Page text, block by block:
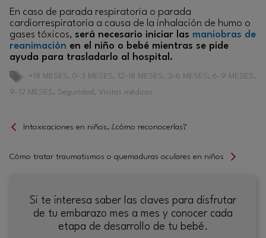
En caso de parada respiratoria o parada
cardiorrespiratoria a causa de la inhalación de humo o
gases tóxicos, será necesario iniciar las maniobras de
reanimación en el niño o bebé mientras se pide
ayuda para trasladarlo al hospital.
+18 MESES, 0-3 MESES, 12-18 MESES, 3-6 MESES, 6-9 MESES,
9-12 MESES, Seguridad , Visitas médicas
Cómo tratar traumatismos o quemaduras oculares en niños
Intoxicaciones en niños, ¿cómo reconocerlas?
Si te interesa saber las claves para disfrutar
de tu embarazo mes a mes y conocer cada
etapa de desarrollo de tu bebé.